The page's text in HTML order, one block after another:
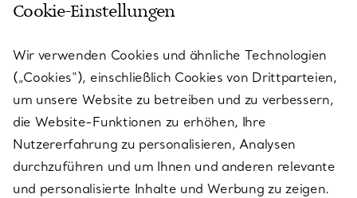
KUNDENSERVICE
SERVICES
ÜBER TIFFANY & CO.
Cookie-Einstellungen
Wir verwenden Cookies und ähnliche Technologien
(„Cookies“), einschließlich Cookies von Drittparteien,
um unsere Website zu betreiben und zu verbessern,
die Website-Funktionen zu erhöhen, Ihre
Nutzererfahrung zu personalisieren, Analysen
durchzuführen und um Ihnen und anderen relevante
und personalisierte Inhalte und Werbung zu zeigen.